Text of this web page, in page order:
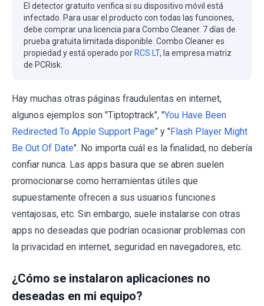
El detector gratuito verifica si su dispositivo móvil está
infectado. Para usar el producto con todas las funciones,
debe comprar una licencia para Combo Cleaner. 7 días de
prueba gratuita limitada disponible. Combo Cleaner es
propiedad y está operado porRCS LT, la empresa matriz
de PCRisk.
Hay muchas otras páginas fraudulentas en internet,
algunos ejemplos son "Tiptoptrack", "You Have Been
Redirected To Apple Support Page" y "Flash Player Might
Be Out Of Date". No importa cuál es la finalidad, no debería
confiar nunca. Las apps basura que se abren suelen
promocionarse como herramientas útiles que
supuestamente ofrecen a sus usuarios funciones
ventajosas, etc. Sin embargo, suele instalarse con otras
apps no deseadas que podrían ocasionar problemas con
la privacidad en internet, seguridad en navegadores, etc.
¿Cómo se instalaron aplicaciones no
deseadas en mi equipo?